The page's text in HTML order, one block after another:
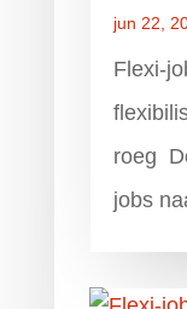
jun 22,
Flexi-
roeg
jobs